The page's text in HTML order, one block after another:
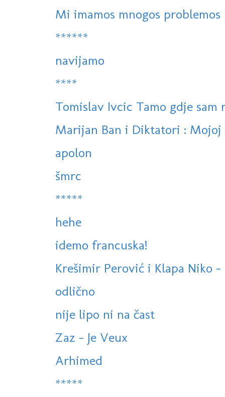
Mi imamos mnogos problemos
******
navijamo
****
Tomislav Ivcic Tamo gdje sam
Marijan Ban i Diktatori :
apolon
šmrc
*****
hehe
idemo francuska!
Krešimir Perović i Klapa Niko
odlično
nije lipo ni na čast
Zaz - Je Veux
Arhimed
*****